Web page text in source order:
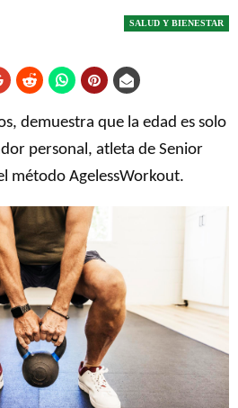
SALUD Y BIENESTAR
demuestra que la edad es solo
personal, atleta de Senior
método AgelessWorkout.